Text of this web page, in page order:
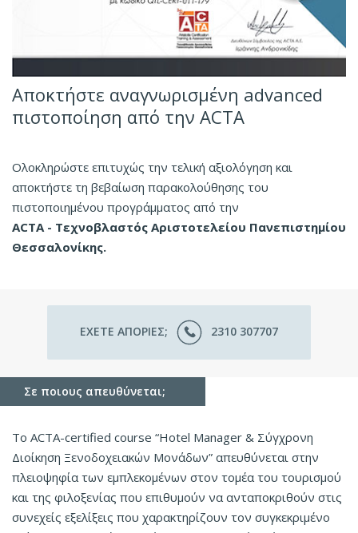
Αποκτήστε αναγνωρισμένη advanced
πιστοποίηση από την ΑCΤΑ
Ολοκληρώστε επιτυχώς την τελική αξιολόγηση και
αποκτήστε τη βεβαίωση παρακολούθησης του
πιστοποιημένου προγράμματος από την
ΑCΤΑ - Τεχνοβλαστός Αριστοτελείου Πανεπιστημίου
Θεσσαλονίκης.
ΕΧΕΤΕ ΑΠΟΡΙΕΣ; 2310 307707
Σε ποιους απευθύνεται;
Το ACTA-certified course “Hotel Manager & Σύγχρονη
Διοίκηση Ξενοδοχειακών Μονάδων” απευθύνεται στην
πλειοψηφία των εμπλεκομένων στον τομέα του τουρισμού
και της φιλοξενίας που επιθυμούν να ανταποκριθούν στις
συνεχείς εξελίξεις που χαρακτηρίζουν τον συγκεκριμένο